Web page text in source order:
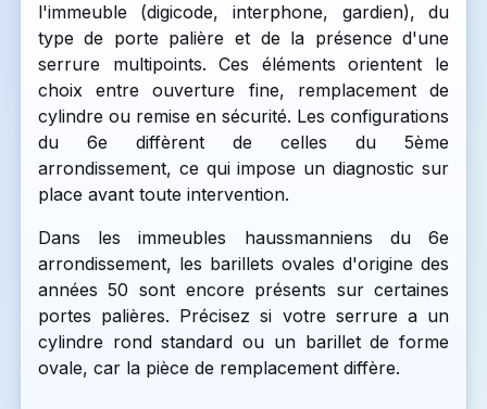
l'immeuble (digicode, interphone, gardien), du
type de porte palière et de la présence d'une
serrure multipoints. Ces éléments orientent le
choix entre ouverture fine, remplacement de
cylindre ou remise en sécurité. Les configurations
du 6e diffèrent de celles du 5ème
arrondissement, ce qui impose un diagnostic sur
place avant toute intervention.
Dans les immeubles haussmanniens du 6e
arrondissement, les barillets ovales d'origine des
années 50 sont encore présents sur certaines
portes palières. Précisez si votre serrure a un
cylindre rond standard ou un barillet de forme
ovale, car la pièce de remplacement diffère.